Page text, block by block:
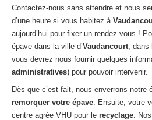
Contactez-nous sans attendre et nous
d’une heure si vous habitez à
aujourd’hui pour fixer un rendez-vous !
épave dans la ville d’Vaudancourt, dans
vous devrez nous fournir quelques
administratives) pour pouvoir intervenir.
Dès que c’est fait, nous enverrons notre
remorquer votre épave. Ensuite, votre
centre agrée VHU pour le recyclage.